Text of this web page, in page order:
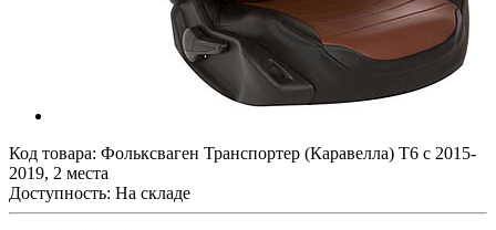
Код товара: Фольксваген Транспортер (Каравелла) Т6 с 2015-
2019, 2 места
Доступность: На складе